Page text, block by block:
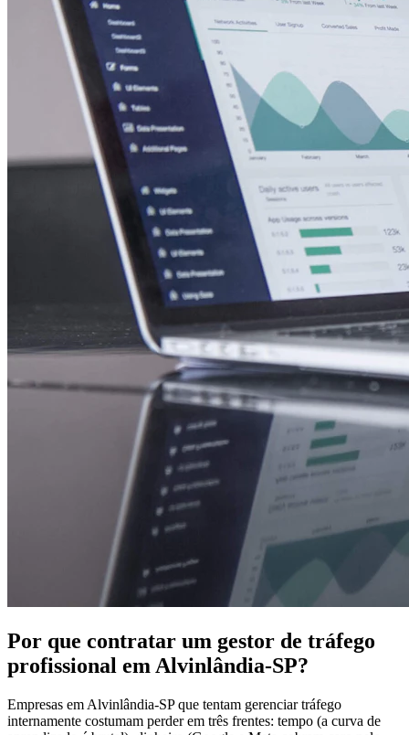
Por que contratar um gestor de tráfego
profissional em Alvinlândia-SP?
Empresas em Alvinlândia-SP que tentam gerenciar tráfego
internamente costumam perder em três frentes: tempo (a curva de